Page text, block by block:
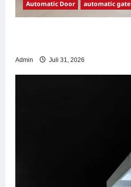
Automatic Door automatic gate
Admin Juli 31, 2026